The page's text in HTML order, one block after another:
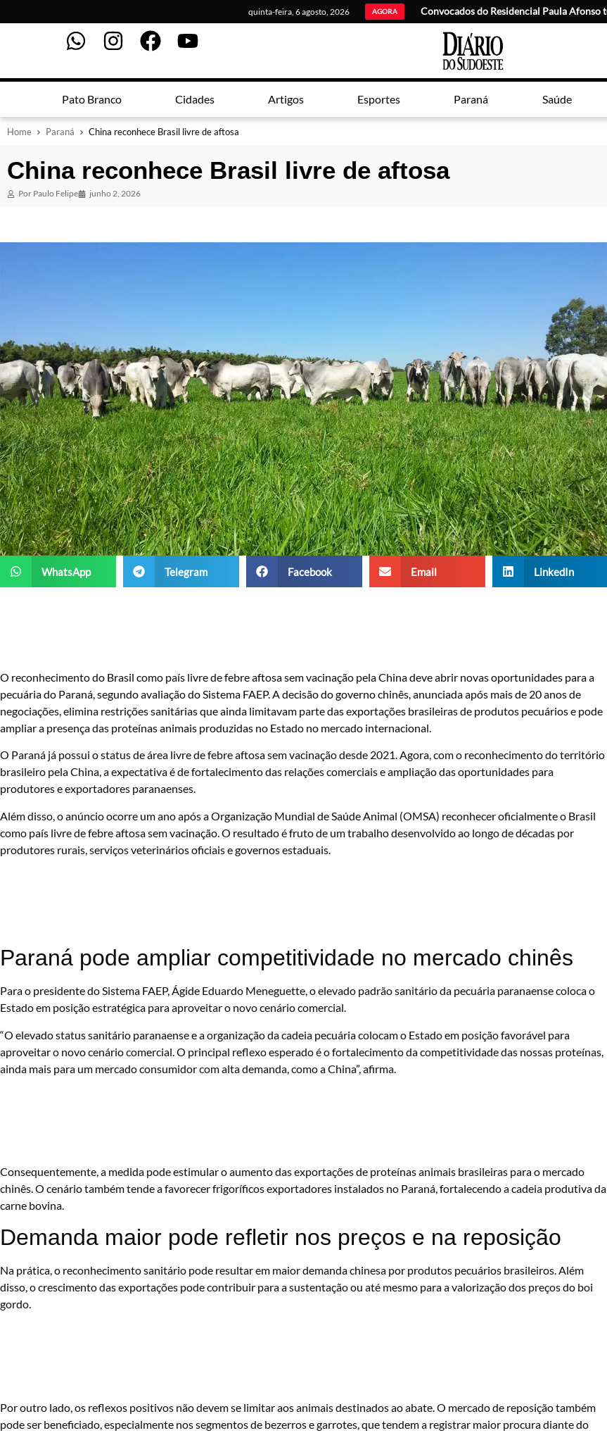
quinta-feira, 6 agosto, 2026 AGORA
Pato Branco Cidades Artigos Esportes Paraná Saúde
Home Paraná China reconhece Brasil livre de aftosa
China reconhece Brasil livre de aftosa
Por Paulo Felipe junho 2, 2026
WhatsApp Telegram Facebook Email LinkedIn
O reconhecimento do Brasil como país livre de febre aftosa sem vacinação pela China deve abrir novas oportunidades para a
pecuária do Paraná, segundo avaliação do Sistema FAEP. A decisão do governo chinês, anunciada após mais de 20 anos de
negociações, elimina restrições sanitárias que ainda limitavam parte das exportações brasileiras de produtos pecuários e pode
ampliar a presença das proteínas animais produzidas no Estado no mercado internacional.
O Paraná já possui o status de área livre de febre aftosa sem vacinação desde 2021. Agora, com o reconhecimento do território
brasileiro pela China, a expectativa é de fortalecimento das relações comerciais e ampliação das oportunidades para
produtores e exportadores paranaenses.
Além disso, o anúncio ocorre um ano após a Organização Mundial de Saúde Animal (OMSA) reconhecer oficialmente o Brasil
como país livre de febre aftosa sem vacinação. O resultado é fruto de um trabalho desenvolvido ao longo de décadas por
produtores rurais, serviços veterinários oficiais e governos estaduais.
Paraná pode ampliar competitividade no mercado chinês
Para o presidente do Sistema FAEP, Ágide Eduardo Meneguette, o elevado padrão sanitário da pecuária paranaense coloca o
Estado em posição estratégica para aproveitar o novo cenário comercial.
“O elevado status sanitário paranaense e a organização da cadeia pecuária colocam o Estado em posição favorável para
aproveitar o novo cenário comercial. O principal reflexo esperado é o fortalecimento da competitividade das nossas proteínas,
ainda mais para um mercado consumidor com alta demanda, como a China”, afirma.
Consequentemente, a medida pode estimular o aumento das exportações de proteínas animais brasileiras para o mercado
chinês. O cenário também tende a favorecer frigoríficos exportadores instalados no Paraná, fortalecendo a cadeia produtiva da
carne bovina.
Demanda maior pode refletir nos preços e na reposição
Na prática, o reconhecimento sanitário pode resultar em maior demanda chinesa por produtos pecuários brasileiros. Além
disso, o crescimento das exportações pode contribuir para a sustentação ou até mesmo para a valorização dos preços do boi
gordo.
Por outro lado, os reflexos positivos não devem se limitar aos animais destinados ao abate. O mercado de reposição também
pode ser beneficiado, especialmente nos segmentos de bezerros e garrotes, que tendem a registrar maior procura diante do